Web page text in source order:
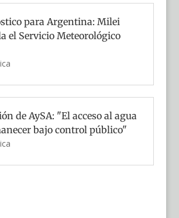
para Argentina: Milei
el Servicio Meteorológico
de AySA: "El acceso al agua
bajo control público"